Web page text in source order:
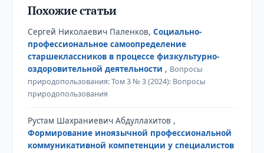
Похожие статьи
Сергей Николаевич Паленков, Социально-
профессиональное самоопределение
старшеклассников в процессе физкультурно-
оздоровительной деятельности , Вопросы
природопользования: Том 3 № 3 (2024): Вопросы
природопользования
Рустам Шахраниевич Абдуллахитов ,
Формирование иноязычной профессиональной
коммуникативной компетенции у специалистов